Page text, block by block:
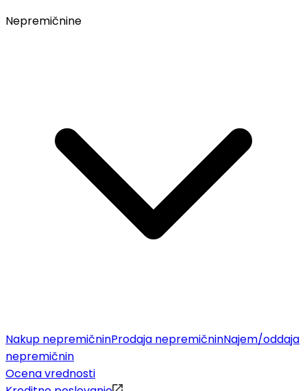
Nepremičnine
Nakup nepremičninProdaja nepremičninNajem/oddaja
nepremičnin
Ocena vrednosti